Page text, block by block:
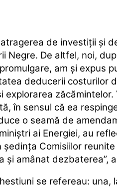
atragerea de investiţii şi
Negre. De altfel, noi,
am şi expus
deducerii costurilor
explorarea
în sensul că ea
o seamă de
ai Energiei, au
şedinţa Comisiilor
şi amânat dezbaterea”,
se refereau: una,